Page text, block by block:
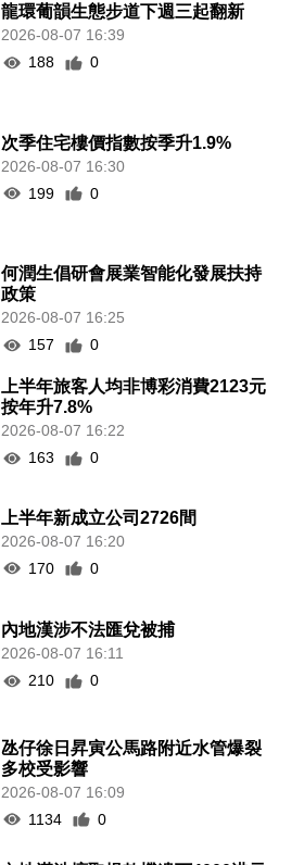
龍環葡韻生態步道下週三起翻新
2026-08-07 16:39
188
0
次季住宅樓價指數按季升1.9%
2026-08-07 16:30
199
0
何潤生倡研會展業智能化發展扶持
政策
2026-08-07 16:25
157
0
上半年旅客人均非博彩消費2123元
按年升7.8%
2026-08-07 16:22
163
0
上半年新成立公司2726間
2026-08-07 16:20
170
0
內地漢涉不法匯兌被捕
2026-08-07 16:11
210
0
氹仔徐日昇寅公馬路附近水管爆裂
多校受影響
2026-08-07 16:09
1134
0